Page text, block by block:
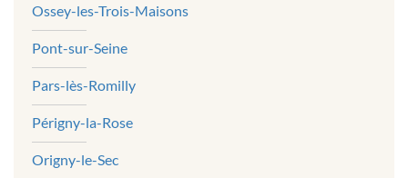
Ossey-les-Trois-Maisons
Pont-sur-Seine
Pars-lès-Romilly
Périgny-la-Rose
Origny-le-Sec